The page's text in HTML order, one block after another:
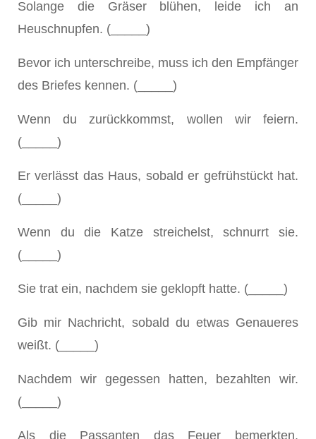
Solange die Gräser blühen, leide ich an
Heuschnupfen. (_____)
Bevor ich unterschreibe, muss ich den Empfänger
des Briefes kennen. (_____)
Wenn du zurückkommst, wollen wir feiern.
(_____)
Er verlässt das Haus, sobald er gefrühstückt hat.
(_____)
Wenn du die Katze streichelst, schnurrt sie.
(_____)
Sie trat ein, nachdem sie geklopft hatte. (_____)
Gib mir Nachricht, sobald du etwas Genaueres
weißt. (_____)
Nachdem wir gegessen hatten, bezahlten wir.
(_____)
Als die Passanten das Feuer bemerkten,